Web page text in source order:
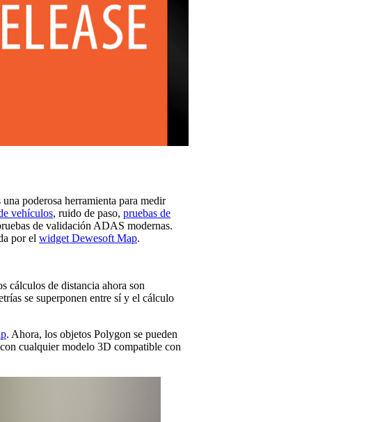
una poderosa herramienta para medir
vehículos, ruido de paso, pruebas de
de validación ADAS modernas.
por el widget Dewesoft Map.
cálculos de distancia ahora son
se superponen entre sí y el cálculo
. Ahora, los objetos Polygon se pueden
cualquier modelo 3D compatible con